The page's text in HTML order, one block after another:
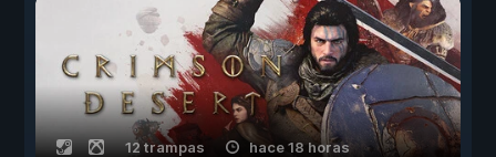
12 trampas hace 18 horas